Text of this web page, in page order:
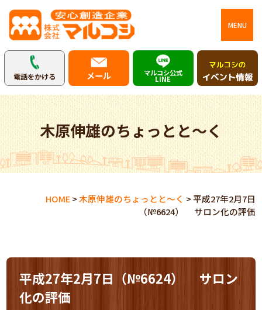
MENU
電話をかける メール マルコシ公式
LINE
木原伸雄のちょっとと～く
HOME>木原伸雄のちょっとと～く >平成27年2月7日
（№6624） サロン化の評価
平成27年2月7日（№6624） サロン
化の評価